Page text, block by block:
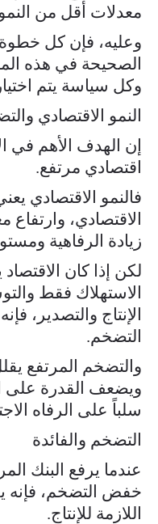
معدلات أقل من
وعليه، فإن كل
الصحيحة في هذه
وكل سياسة يتم
النمو الاقتصادي
إن الهدف الأهم في
اقتصادي مرتفع.
فالنمو الاقتصادي
الاقتصادي، وارتفاع
زيادة الرفاهية
لكن إذا كان
الاستهلاك فقط
الإنتاج والتصدير،
التضخم.
والتضخم المرتفع
ويضعف القدرة على
سلباً على الرفاه
التضخم والفائدة
عندما يرفع البنك
خفض التضخم، فإنه
اللازمة للإنتاج.